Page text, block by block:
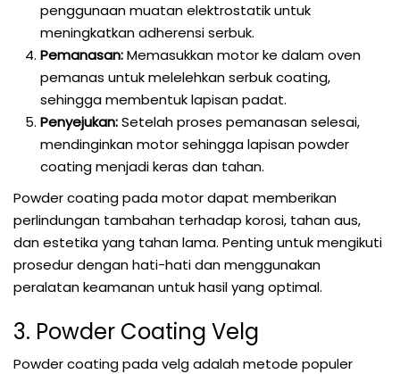
penggunaan muatan elektrostatik untuk
meningkatkan adherensi serbuk.
Pemanasan:Memasukkan motor ke dalam oven
pemanas untuk melelehkan serbuk coating,
sehingga membentuk lapisan padat.
Penyejukan:Setelah proses pemanasan selesai,
mendinginkan motor sehingga lapisan powder
coating menjadi keras dan tahan.
Powder coating pada motor dapat memberikan
perlindungan tambahan terhadap korosi, tahan aus,
dan estetika yang tahan lama. Penting untuk mengikuti
prosedur dengan hati-hati dan menggunakan
peralatan keamanan untuk hasil yang optimal.
3. Powder Coating Velg
Powder coating pada velg adalah metode populer